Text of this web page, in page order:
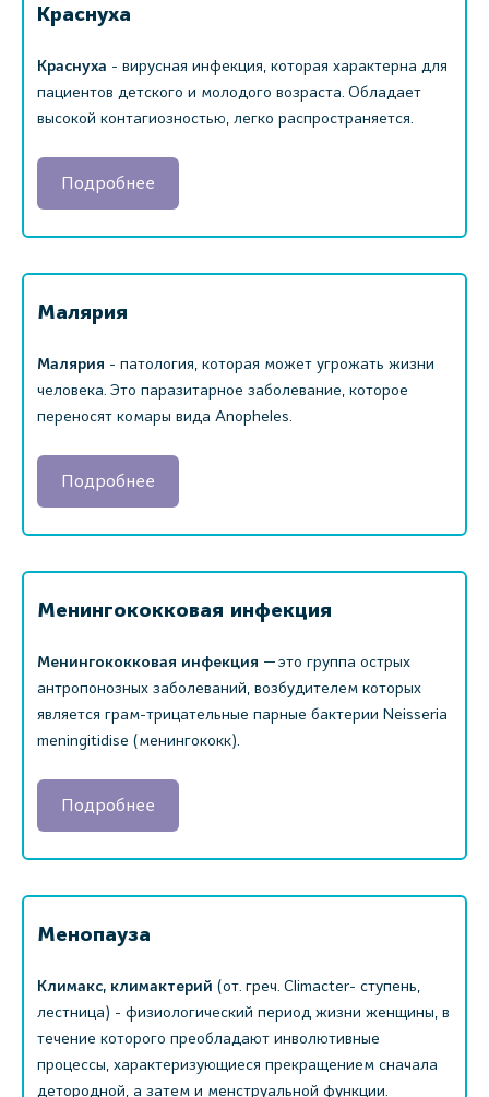
Краснуха
Краснуха - вирусная инфекция, которая характерна для
пациентов детского и молодого возраста. Обладает
высокой контагиозностью, легко распространяется.
Подробнее
Малярия
Малярия - патология, которая может угрожать жизни
человека. Это паразитарное заболевание, которое
переносят комары вида Anopheles.
Подробнее
Менингококковая инфекция
Менингококковая инфекция — это группа острых
антропонозных заболеваний, возбудителем которых
является грам-трицательные парные бактерии Neisseria
meningitidise (менингококк).
Подробнее
Менопауза
Климакс, климактерий (от. греч. Climacter- ступень,
лестница) - физиологический период жизни женщины, в
течение которого преобладают инволютивные
процессы, характеризующиеся прекращением сначала
детородной, а затем и менструальной функции.